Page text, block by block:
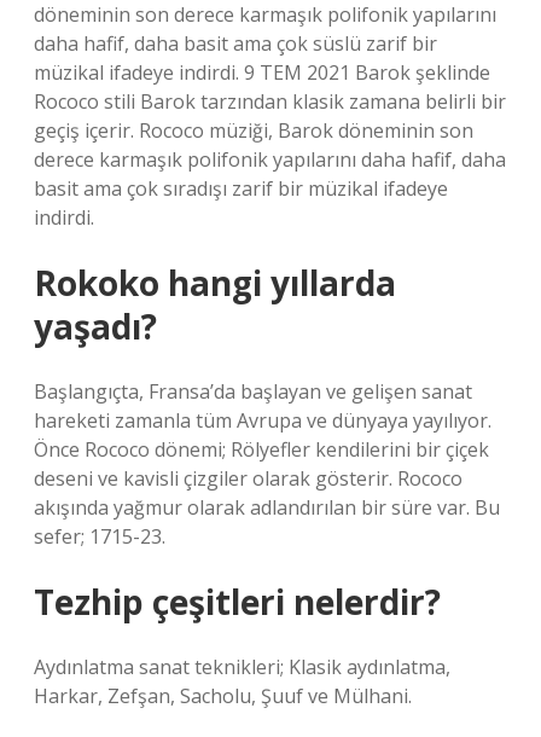
döneminin son derece karmaşık polifonik yapılarını
daha hafif, daha basit ama çok süslü zarif bir
müzikal ifadeye indirdi. 9 TEM 2021 Barok şeklinde
Rococo stili Barok tarzından klasik zamana belirli bir
geçiş içerir. Rococo müziği, Barok döneminin son
derece karmaşık polifonik yapılarını daha hafif, daha
basit ama çok sıradışı zarif bir müzikal ifadeye
indirdi.
Rokoko hangi yıllarda
yaşadı?
Başlangıçta, Fransa’da başlayan ve gelişen sanat
hareketi zamanla tüm Avrupa ve dünyaya yayılıyor.
Önce Rococo dönemi; Rölyefler kendilerini bir çiçek
deseni ve kavisli çizgiler olarak gösterir. Rococo
akışında yağmur olarak adlandırılan bir süre var. Bu
sefer; 1715-23.
Tezhip çeşitleri nelerdir?
Aydınlatma sanat teknikleri; Klasik aydınlatma,
Harkar, Zefşan, Sacholu, Şuuf ve Mülhani.